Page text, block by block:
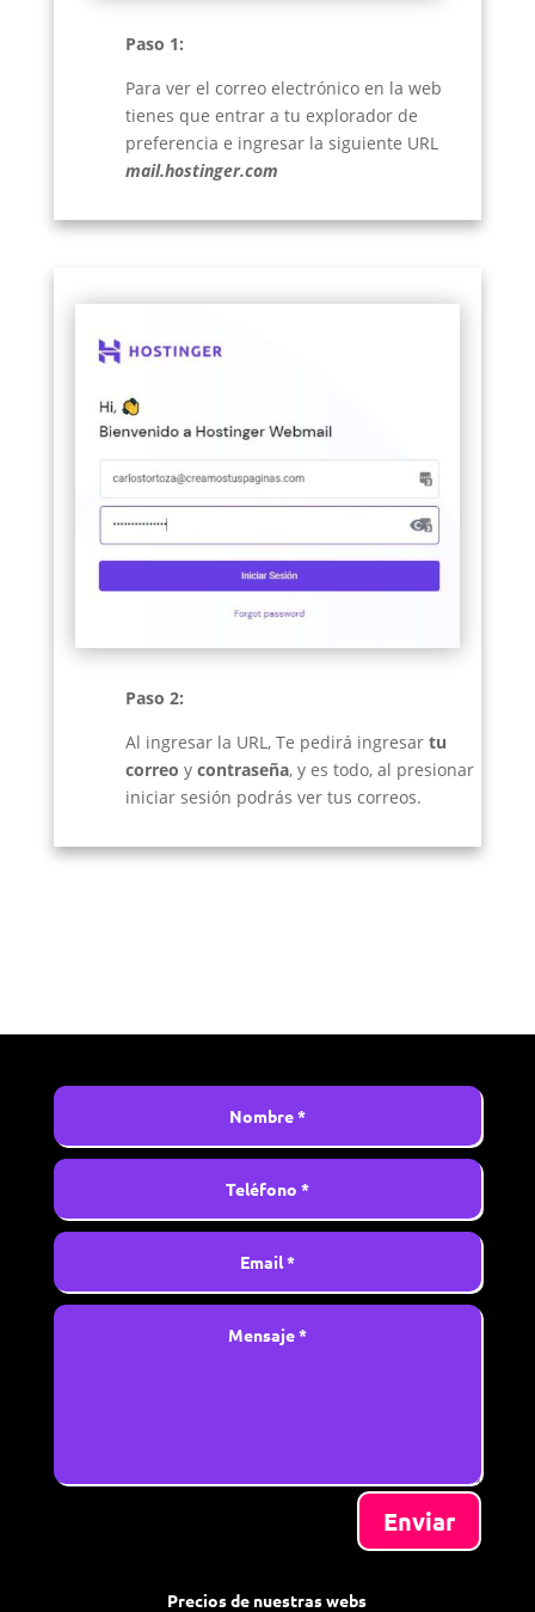
Paso 1:
Para ver el correo electrónico en la web
tienes que entrar a tu explorador de
preferencia e ingresar la siguiente URL
mail.hostinger.com
Paso 2:
Al ingresar la URL, Te pedirá ingresar tu
correo y contraseña, y es todo, al presionar
iniciar sesión podrás ver tus correos.
Enviar
Precios de nuestras webs